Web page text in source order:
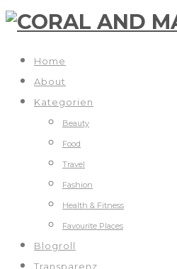
Home
About
Kategorien
Beauty
Food
Travel
Fashion
Health & Fitness
Favourite Places
Blogroll
Transparenz